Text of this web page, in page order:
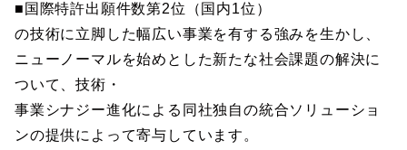
■国際特許出願件数第2位（国内1位）
の技術に立脚した幅広い事業を有する強みを生かし、
ニューノーマルを始めとした新たな社会課題の解決に
ついて、技術・
事業シナジー進化による同社独自の統合ソリューショ
ンの提供によって寄与しています。